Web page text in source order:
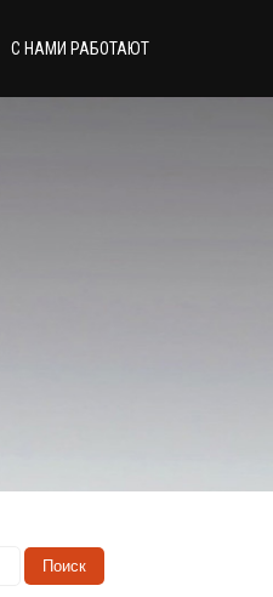
С НАМИ РАБОТАЮТ